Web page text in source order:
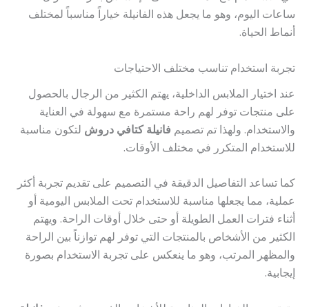
ساعات اليوم، وهو ما يجعل هذه الفانيلة خياراً مناسباً لمختلف
أنماط الحياة.
تجربة استخدام تناسب مختلف الاحتياجات
عند اختيار الملابس الداخلية، يهتم الكثير من الرجال بالحصول
على منتجات توفر لهم راحة مستمرة مع سهولة في العناية
والاستخدام. ولهذا تم تصميم فانيلة كتافي دروش لتكون مناسبة
للاستخدام المتكرر في مختلف الأوقات.
كما تساعد التفاصيل الدقيقة في التصميم على تقديم تجربة أكثر
عملية، مما يجعلها مناسبة للاستخدام تحت الملابس اليومية أو
أثناء فترات العمل الطويلة أو حتى خلال أوقات الراحة. ويهتم
الكثير من الأشخاص بالمنتجات التي توفر لهم توازناً بين الراحة
والمظهر المرتب، وهو ما ينعكس على تجربة الاستخدام بصورة
إيجابية.